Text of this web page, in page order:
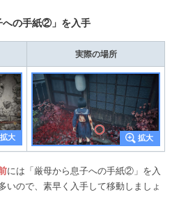
への手紙②」を入手
実際の場所
には「厳母から息子への手紙②」を入
いので、素早く入手して移動しましょ